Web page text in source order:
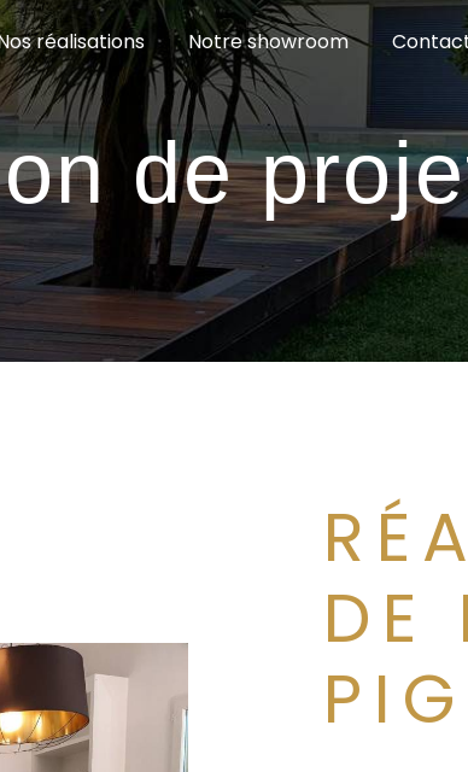
réalisations Notre showroom
de
DE